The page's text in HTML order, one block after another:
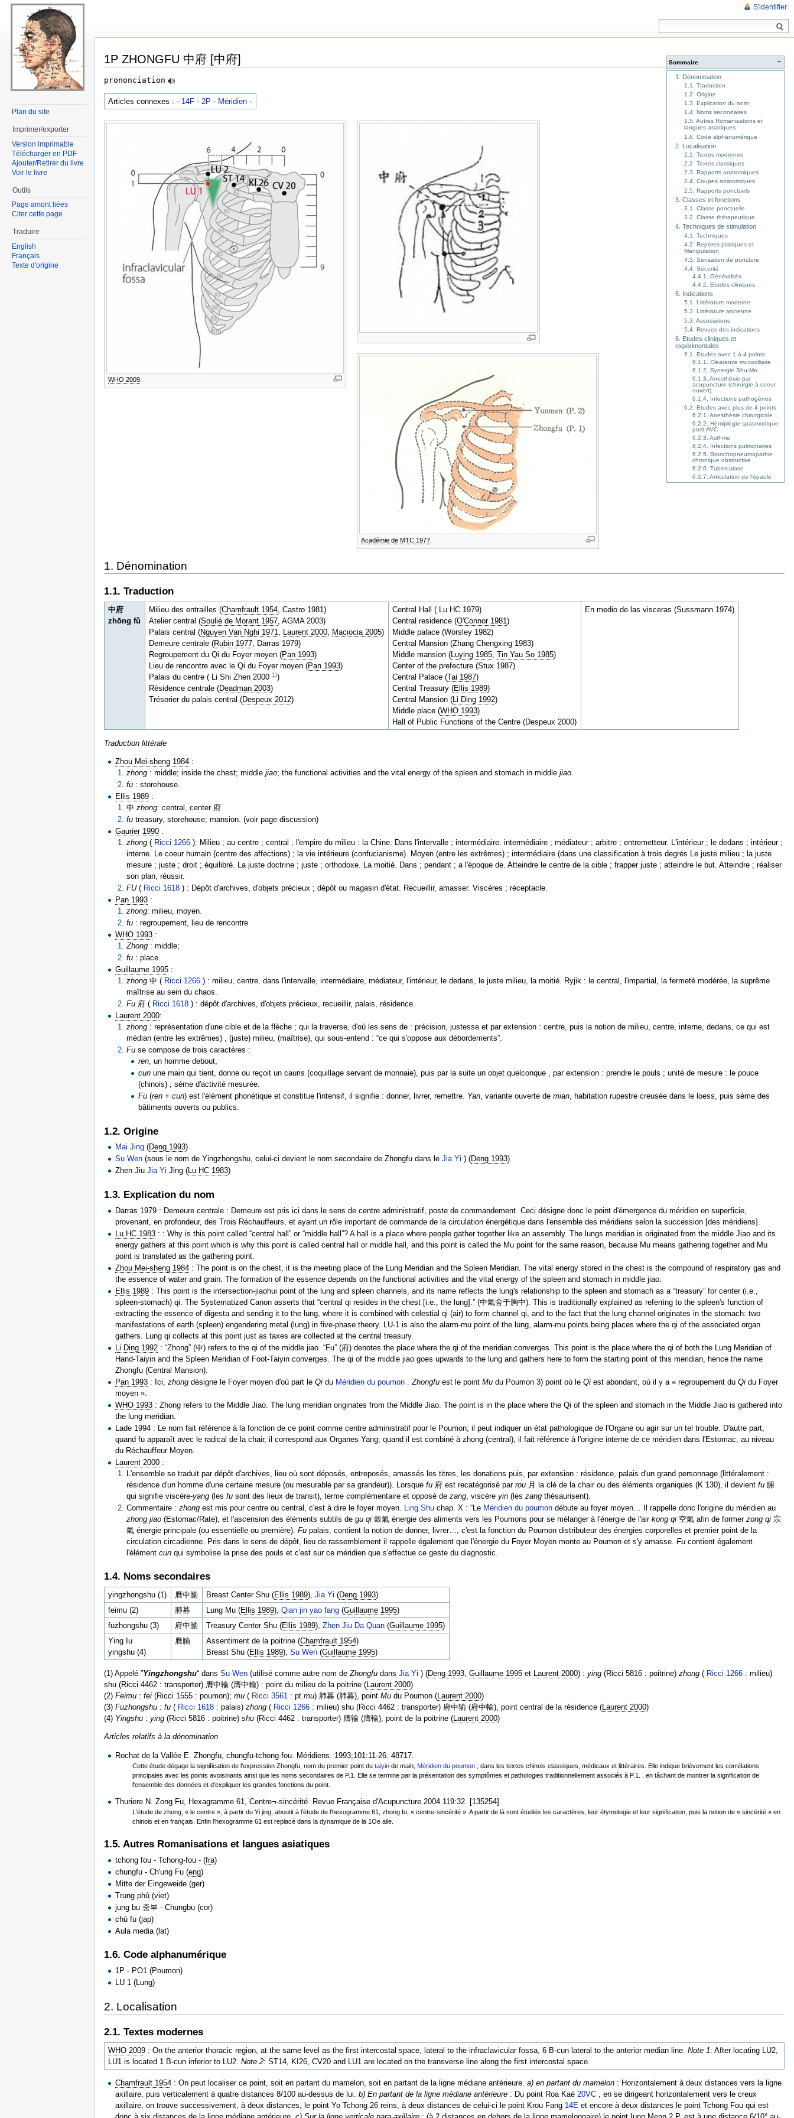
−
Sommaire
1. Dénomination
1.1. Traduction
1.2. Origine
1.3. Explication du nom
1.4. Noms secondaires
1.5. Autres Romanisations et
langues asiatiques
1.6. Code alphanumérique
2. Localisation
2.1. Textes modernes
2.2. Textes classiques
2.3. Rapports anatomiques
2.4. Coupes anatomiques
2.5. Rapports ponctuels
3. Classes et fonctions
3.1. Classe ponctuelle
3.2. Classe thérapeutique
4. Techniques de stimulation
4.1. Techniques
4.2. Repères pratiques et
Manipulation
4.3. Sensation de puncture
4.4. Sécurité
4.4.1. Généralités
4.4.2. Etudes cliniques
5. Indications
5.1. Littérature moderne
5.2. Littérature ancienne
5.3. Associations
5.4. Revues des indications
6. Etudes cliniques et
expérimentales
6.1. Etudes avec 1 à 4 points
6.1.1. Clearance mucociliaire
6.1.2. Synergie Shu-Mo
6.1.3. Anesthésie par
acupuncture (chirurgie à coeur
ouvert)
6.1.4. Infections pathogènes
6.2. Etudes avec plus de 4 points
6.2.1. Anesthésie chirurgicale
6.2.2. Hémiplégie spasmodique
post-AVC
6.2.3. Asthme
6.2.4. Infections pulmonaires
6.2.5. Bronchopneumopathie
chronique obstructive
6.2.6. Tuberculose
6.2.7. Articulation de l'épaule
1P ZHONGFU 中府 [中府]
prononciation
Articles connexes : - 14F - 2P - Méridien -
WHO 2009
Académie de MTC 1977.
1. Dénomination
1.1. Traduction
中府
zhōng fǔ
Milieu des entrailles (Chamfrault 1954 , Castro 1981)
Atelier central (Soulié de Morant 1957 , AGMA 2003)
Palais central (Nguyen Van Nghi 1971 Laurent 2000 Maciocia 2005)
Demeure centrale (Rubin 1977 , Darras 1979)
Regroupement du Qi du Foyer moyen (Pan 1993)
Lieu de rencontre avec le Qi du Foyer moyen (Pan 1993)
Palais du centre ( Li Shi Zhen 20001))
Résidence centrale (Deadman 2003)
Trésorier du palais central (Despeux 2012)
Central Hall ( Lu HC 1979)
Central residence (O'Connor 1981)
Middle palace (Worsley 1982)
Central Mansion (Zhang Chengxing 1983)
Middle mansion (Luying 1985 ,Tin Yau So 1985)
Center of the prefecture (Stux 1987)
Central Palace (Tai 1987)
Central Treasury (Ellis 1989)
Central Mansion (Li Ding 1992)
Middle place (WHO 1993)
Hall of Public Functions of the Centre (Despeux 2000)
En medio de las visceras (Sussmann 1974)
Traduction littérale
Zhou Mei-sheng 1984 :
zhong : middle; inside the chest; middlejiao; the functional activities and the vital energy of the spleen and stomach in middlejiao.
fu : storehouse.
Ellis 1989 :
中zhong: central, center 府
fu treasury, storehouse; mansion. (voir page discussion)
Gaurier 1990 :
zhong ( Ricci 1266 ): Milieu ; au centre ; central ; l'empire du milieu : la Chine. Dans l'intervalle ; intermédiaire. intermédiaire ; médiateur ; arbitre ; entremetteur. L'intérieur ; le dedans ; intérieur ;
interne. Le coeur humain (centre des affections) ; la vie intérieure (confucianisme). Moyen (entre les extrêmes) ; intermédiaire (dans une classification à trois degrés Le juste milieu ; la juste
mesure ; juste ; droit ; équilibré. La juste doctrine ; juste ; orthodoxe. La moitié. Dans ; pendant ; a l'époque de. Atteindre le centre de la cible ; frapper juste ; atteindre le but. Atteindre ; réaliser
son plan, réussir.
FU( Ricci 1618 ) : Dépôt d'archives, d'objets précieux ; dépôt ou magasin d'état. Recueillir, amasser. Viscères ; réceptacle.
Pan 1993 :
zhong: milieu, moyen.
fu : regroupement, lieu de rencontre
WHO 1993 :
Zhong : middle;
fu : place.
Guillaume 1995 :
zhong 中 ( Ricci 1266 ) : milieu, centre, dans l'intervalle, intermédiaire, médiateur, l'intérieur, le dedans, le juste milieu, la moitié. Ryjik : le central, l'impartial, la fermeté modérée, la suprême
maîtrise au sein du chaos.
Fu 府 ( Ricci 1618 ) : dépôt d'archives, d'objets précieux, recueillir, palais, résidence.
Laurent 2000:
zhong : représentation d'une cible et de la flèche ; qui la traverse, d'où les sens de : précision, justesse et par extension : centre, puis la notion de milieu, centre, interne, dedans, ce qui est
médian (entre les extrêmes) , (juste) milieu, (maîtrise), qui sous-entend : “ce qui s'oppose aux débordements”.
Fu se compose de trois caractères :
ren, un homme debout,
cunune main qui tient, donne ou reçoit un cauris (coquillage servant de monnaie), puis par la suite un objet quelconque , par extension : prendre le pouls ; unité de mesure : le pouce
(chinois) ; sème d'activité mesurée.
Fu(ren+ cun) est l'élément phonétique et constitue l'intensif, il signifie : donner, livrer, remettre. Yan, variante ouverte de mian, habitation rupestre creusée dans le loess, puis sème des
bâtiments ouverts ou publics.
1.2. Origine
Mai Jing (Deng 1993)
Su Wen (sous le nom de Yingzhongshu, celui-ci devient le nom secondaire de Zhongfu dans leJia Yi ) (Deng 1993)
Zhen JiuJia Yi Jing (Lu HC 1983)
1.3. Explication du nom
Darras 1979 : Demeure centrale : Demeure est pris ici dans le sens de centre administratif, poste de commandement. Ceci désigne donc le point d'émergence du méridien en superficie,
provenant, en profondeur, des Trois Réchauffeurs, et ayant un rôle important de commande de la circulation énergétique dans l'ensemble des méridiens selon la succession [des méridiens].
Lu HC 1983 : : Why is this point called “central hall” or “middle hall”? A hall is a place where people gather together like an assembly. The lungs meridian is originated from the middle Jiao and its
energy gathers at this point which is why this point is called central hall or middle hall, and this point is called the Mu point for the same reason, because Mu means gathering together and Mu
point is translated as the gathering point.
Zhou Mei-sheng 1984 : The point is on the chest, it is the meeting place of the Lung Meridian and the Spleen Meridian. The vital energy stored in the chest is the compound of respiratory gas and
the essence of water and grain. The formation of the essence depends on the functional activities and the vital energy of the spleen and stomach in middle jiao.
Ellis 1989 : This point is the intersection-jiaohui point of the lung and spleen channels, and its name reflects the lung's relationship to the spleen and stomach as a “treasury” for center (i.e.,
spleen-stomach) qi. The Systematized Canon asserts that “central qi resides in the chest [i.e., the lung].” (中氣舍于胸中). This is traditionally explained as referring to the spleen's function of
extracting the essence of digesta and sending it to the lung, where it is combined with celestial qi (air) to form channel qi, and to the fact that the lung channel originates in the stomach: two
manifestations of earth (spleen) engendering metal (lung) in five-phase theory. LU-1 is also the alarm-mu point of the lung, alarm-mu points being places where the qi of the associated organ
gathers. Lung qi collects at this point just as taxes are collected at the central treasury.
Li Ding 1992 : “Zhong” (中) refers to the qi of the middle jiao. “Fu” (府) denotes the place where the qi of the meridian converges. This point is the place where the qi of both the Lung Meridian of
Hand-Taiyin and the Spleen Meridian of Foot-Taiyin converges. The qi of the middle jiao goes upwards to the lung and gathers here to form the starting point of this meridian, hence the name
Zhongfu (Central Mansion).
Pan 1993 : Ici,zhong désigne le Foyer moyen d'où part leQi du Méridien du poumon .Zhongfu est le pointMu du Poumon 3) point où leQi est abondant, où il y a « regroupement duQi du Foyer
moyen ».
WHO 1993 : Zhong refers to the Middle Jiao. The lung meridian originates from the Middle Jiao. The point is in the place where the Qi of the spleen and stomach in the Middle Jiao is gathered into
the lung meridian.
Lade 1994 : Le nom fait référence à la fonction de ce point comme centre administratif pour le Poumon; il peut indiquer un état pathologique de l'Organe ou agir sur un tel trouble. D'autre part,
quand fu apparaît avec le radical de la chair, il correspond aux Organes Yang; quand il est combiné à zhong (central), il fait référence à l'origine interne de ce méridien dans l'Estomac, au niveau
du Réchauffeur Moyen.
Laurent 2000 :
L'ensemble se traduit par dépôt d'archives, lieu où sont déposés, entreposés, amassés les titres, les donations puis, par extension : résidence, palais d'un grand personnage (littéralement :
résidence d'un homme d'une certaine mesure (ou mesurable par sa grandeur)). Lorsquefu 府 est recatégorisé parrou 月 la clé de la chair ou des éléments organiques (K 130), il devientfu 腑
qui signifie viscère-yang (lesfu sont des lieux de transit), terme complémentaire et opposé dezang , viscèreyin (leszang thésaurisent).
Commentaire :zhong est mis pour centre ou central, c'est à dire le foyer moyen. Ling Shu chap. X : “Le Méridien du poumon débute au foyer moyen… Il rappelle donc l'origine du méridien au
zhong jiao (Estomac/Rate), et l'ascension des éléments subtils degu qi 穀氣 énergie des aliments vers les Poumons pour se mélanger à l'énergie de l'airkong qi 空氣 afin de formerzong qi 宗
氣 énergie principale (ou essentielle ou première).Fu palais, contient la notion de donner, livrer…, c'est la fonction du Poumon distributeur des énergies corporelles et premier point de la
circulation circadienne. Pris dans le sens de dépôt, lieu de rassemblement il rappelle également que l'énergie du Foyer Moyen monte au Poumon et s'y amasse.Fu contient également
l'élémentcun qui symbolise la prise des pouls et c'est sur ce méridien que s'effectue ce geste du diagnostic.
1.4. Noms secondaires
yingzhongshu (1) 膺中腧 Breast Center Shu (Ellis 1989),Jia Yi (Deng 1993)
feimu (2)
肺募 Lung Mu (Ellis 1989),Qian jin yao fang (Guillaume 1995)
fuzhongshu (3)
府中腧 Treasury Center Shu (Ellis 1989),Zhen Jiu Da Quan (Guillaume 1995)
Ying Iu
yingshu (4)
膺腧 Assentiment de la poitrine (Chamfrault 1954)
Breast Shu (Ellis 1989),Su Wen (Guillaume 1995)
(1) Appelé ”Yingzhongshu“ dans Su Wen (utilisé comme autre nom de Zhongfu dans Jia Yi ) (Deng 1993 Guillaume 1995 et Laurent 2000) : ying (Ricci 5816 : poitrine) zhong ( Ricci 1266 : milieu)
shu (Ricci 4462 : transporter) 膺中输 (膺中輸) : point du milieu de la poitrine (Laurent 2000)
(2) Feimu : fei (Ricci 1555 : poumon); mu ( Ricci 3561 : pt mu) 肺募 (肺募), point Mu du Poumon (Laurent 2000)
(3) Fuzhongshu : fu ( Ricci 1618 : palais) zhong ( Ricci 1266 : milieu) shu (Ricci 4462 : transporter) 府中输 (府中輸), point central de la résidence (Laurent 2000)
(4) Yingshu : ying (Ricci 5816 : poitrine) shu (Ricci 4462 : transporter) 膺输 (膺輸), point de la poitrine (Laurent 2000)
Articles relatifs à la dénomination
Rochat de la Vallée E. Zhongfu, chungfu-tchong-fou. Méridiens. 1993;101:11-26. 48717.
Cette étude dégage la signification de l'expression Zhongfu, nom du premier point du taiyinde main, Méridien du poumon, dans les textes chinois classiques, médicaux et littéraires. Elle indique brièvement les corrélations
principales avec les points avoisinants ainsi que les noms secondaires de P.1. Elle se termine par la présentation des symptômes et pathologies traditionnellement associés à P.1. , en tâchant de montrer la signification de
l'ensemble des données et d'expliquer les grandes fonctions du point.
Thuriere N. Zong Fu, Hexagramme 61, Centre¬-sincérité. Revue Française d'Acupuncture.2004.119:32. [135254].
L'étude de zhong, « le centre », à partir du Yi jing, aboutit à l'étude de l'hexogramme 61, zhong fu, « centre-sincérité ». A partir de là sont étudiés les caractères, leur étymologie et leur signification, puis la notion de « sincérité » en
chinois et en français. Enfin l'hexogramme 61 est replacé dans la dynamique de la 1Oe aile.
1.5. Autres Romanisations et langues asiatiques
tchong fou - Tchong-fou - (fra)
chungfu - Ch'ung Fu (eng)
Mitte der Eingeweide (ger)
Trung phủ (viet)
jung bu 중부 - Chungbu (cor)
chū fu (jap)
Aula media (lat)
1.6. Code alphanumérique
1P - PO1 (Poumon)
LU 1 (Lung)
2. Localisation
2.1. Textes modernes
WHO 2009 : On the anterior thoracic region, at the same level as the first intercostal space, lateral to the infraclavicular fossa, 6 B-cun lateral to the anterior median line.Note 1: After locating LU2,
LU1 is located 1 B-cun inferior to LU2.Note 2: ST14, KI26, CV20 and LU1 are located on the transverse line along the first intercostal space.
Chamfrault 1954 : On peut localiser ce point, soit en partant du mamelon, soit en partant de la ligne médiane antérieure.a) en partant du mamelon : Horizontalement à deux distances vers la ligne
axillaire, puis verticalement à quatre distances 8/100 au-dessus de lui.b) En partant de la ligne médiane antérieure : Du point Roa Kaé 20VC , en se dirigeant horizontalement vers le creux
axillaire, on trouve successivement, à deux distances, le point Yo Tchong 26 reins, à deux distances de celui-ci le point Krou Fang 14E et encore à deux distances le point Tchong Fou qui est
S'identifier
Plan du site
Imprimer/exporter
Version imprimable
Télécharger en PDF
Ajouter/Retirer du livre
Voir le livre
Outils
Page amont liées
Citer cette page
Traduire
English
Français
Texte d'origine